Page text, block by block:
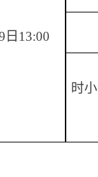
日 13:00
时